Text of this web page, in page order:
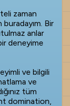
zaman
Bir
anlar
deneyime
ve bilgili
ve
tüm
domination,